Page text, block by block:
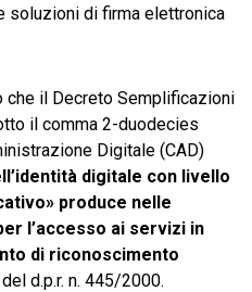
soluzioni di firma elettronica
che il Decreto Semplificazioni
il comma 2-duodecies
Digitale (CAD)
digitale con livello
produce nelle
l’accesso ai servizi in
di riconoscimento
d.p.r. n. 445/2000.